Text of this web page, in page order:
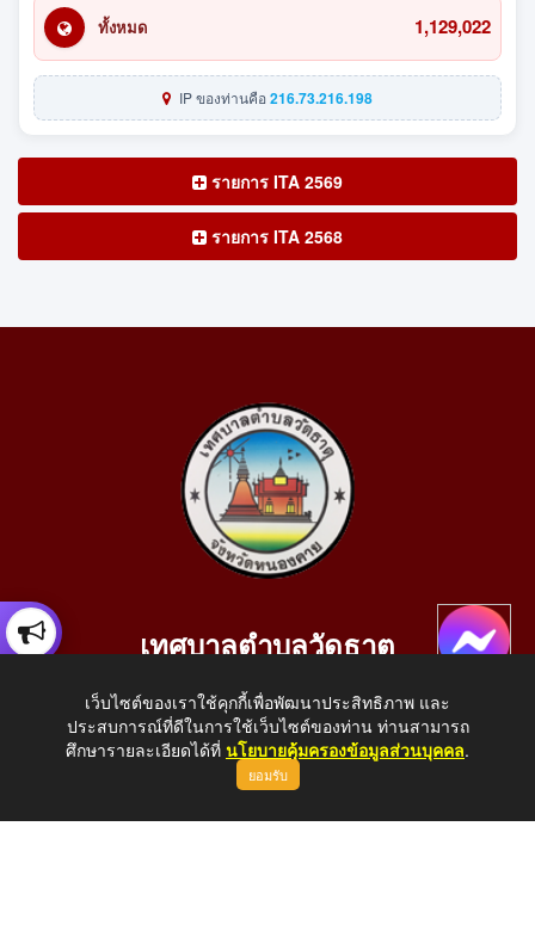
ทั้งหมด 1,129,022
IP ของท่านคือ216.73.216.198
รายการ ITA 2569
รายการ ITA 2568
เทศบาลตำบลวัดธาตุ
อ.เมือง จ.หนองคาย 43000
โทรศัพท์: 042-414758 โทรสาร: 042-414759
E-Mail: saraban_05430110@dla.go.th
เว็บไซต์ของเราใช้คุกกี้เพื่อพัฒนาประสิทธิภาพ และ
ประสบการณ์ที่ดีในการใช้เว็บไซต์ของท่าน ท่านสามารถ
ศึกษารายละเอียดได้ที่ นโยบายคุ้มครองข้อมูลส่วนบุคคล.
ยอมรับ